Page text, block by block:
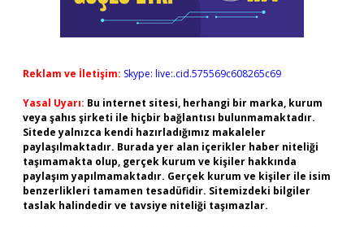
Reklam ve İletişim: Skype: live:.cid.575569c608265c69
Yasal Uyarı: Bu internet sitesi, herhangi bir marka, kurum
veya şahıs şirketi ile hiçbir bağlantısı bulunmamaktadır.
Sitede yalnızca kendi hazırladığımız makaleler
paylaşılmaktadır. Burada yer alan içerikler haber niteliği
taşımamakta olup, gerçek kurum ve kişiler hakkında
paylaşım yapılmamaktadır. Gerçek kurum ve kişiler ile isim
benzerlikleri tamamen tesadüfidir. Sitemizdeki bilgiler
taslak halindedir ve tavsiye niteliği taşımazlar.